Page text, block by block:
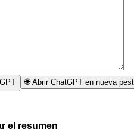
🌐 Abrir ChatGPT en nueva
el resumen